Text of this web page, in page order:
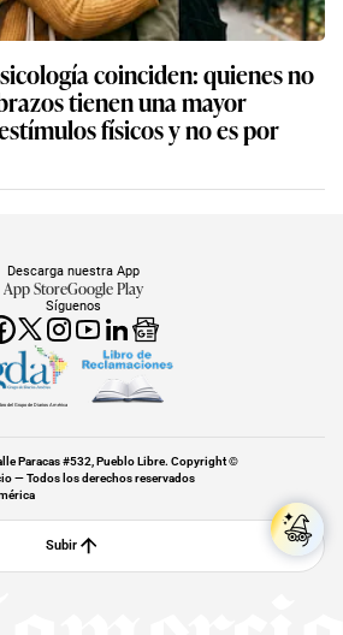
coinciden: quienes no
tienen una mayor
físicos y no es por
Síguenos
Descarga nuestra App
App StoreGoogle Play
del Grupo de Diarios América
Paracas #532, Pueblo Libre. Copyright ©
— Todos los derechos reservados
Subir